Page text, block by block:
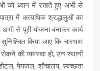
को ध्यान में रखते हुए अभी से
में अत्यधिक श्रद्धालुओं का
से पूरी योजना बनाकर कार्य
किया जाए कि चारधाम
रोकने की व्यवस्था हो, उन स्थानों
होटल, पेयजल, शौचालय, स्वच्छता